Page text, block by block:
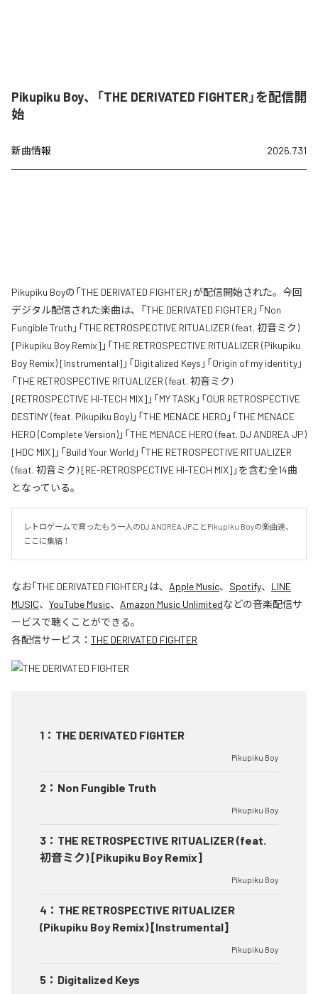
Pikupiku Boy、「THE DERIVATED FIGHTER」を配信開
始
新曲情報 2026.7.31
Pikupiku Boyの「THE DERIVATED FIGHTER」が配信開始された。今回
デジタル配信された楽曲は、「THE DERIVATED FIGHTER」「Non
Fungible Truth」「THE RETROSPECTIVE RITUALIZER (feat. 初音ミク)
[Pikupiku Boy Remix]」「THE RETROSPECTIVE RITUALIZER (Pikupiku
Boy Remix) [Instrumental]」「Digitalized Keys」「Origin of my identity」
「THE RETROSPECTIVE RITUALIZER (feat. 初音ミク)
[RETROSPECTIVE HI-TECH MIX]」「MY TASK」「OUR RETROSPECTIVE
DESTINY (feat. Pikupiku Boy)」「THE MENACE HERO」「THE MENACE
HERO (Complete Version)」「THE MENACE HERO (feat. DJ ANDREA JP)
[HDC MIX]」「Build Your World」「THE RETROSPECTIVE RITUALIZER
(feat. 初音ミク) [RE-RETROSPECTIVE HI-TECH MIX]」を含む全14曲
となっている。
レトロゲームで育ったもう一人のDJ ANDREA JPことPikupiku Boyの楽曲達、
ここに集結！
なお「THE DERIVATED FIGHTER 」は、 Apple Music、 Spotify、 LINE
MUSIC、 YouTube Music、 Amazon Music Unlimitedなどの音楽配信サ
ービスで聴くことができる。
各配信サービス： THE DERIVATED FIGHTER
1 ： THE DERIVATED FIGHTER
Pikupiku Boy
2 ： Non Fungible Truth
Pikupiku Boy
3 ： THE RETROSPECTIVE RITUALIZER (feat.
初音ミク) [Pikupiku Boy Remix]
Pikupiku Boy
4 ： THE RETROSPECTIVE RITUALIZER
(Pikupiku Boy Remix) [Instrumental]
Pikupiku Boy
5 ： Digitalized Keys